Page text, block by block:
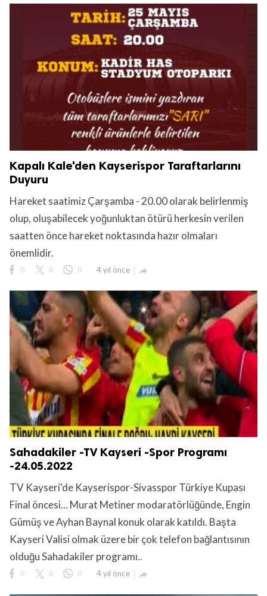
Kapalı Kale'den Kayserispor Taraftarlarını
Duyuru
Hareket saatimiz Çarşamba - 20.00 olarak belirlenmiş
olup, oluşabilecek yoğunluktan ötürü herkesin verilen
saatten önce hareket noktasında hazır olmaları
önemlidir.
0 0 0 4 yıl önce 
Sahadakiler -TV Kayseri -Spor Programı
-24.05.2022
TV Kayseri'de Kayserispor-Sivasspor Türkiye Kupası
Final öncesi... Murat Metiner modaratörlüğünde, Engin
Gümüş ve Ayhan Baynal konuk olarak katıldı. Başta
Kayseri Valisi olmak üzere bir çok telefon bağlantısının
olduğu Sahadakiler programı..
0 0 0 4 yıl önce 